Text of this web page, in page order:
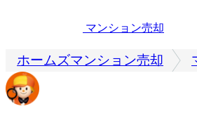
マンション売却
ホームズマンション売却